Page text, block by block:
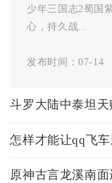
少年三国志2蜀国
心，持久战...
发布时间：07-14
斗罗大陆中泰坦天
怎样才能让qq飞
原神古言龙溪南